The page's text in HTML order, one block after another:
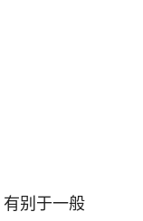
有别于一般